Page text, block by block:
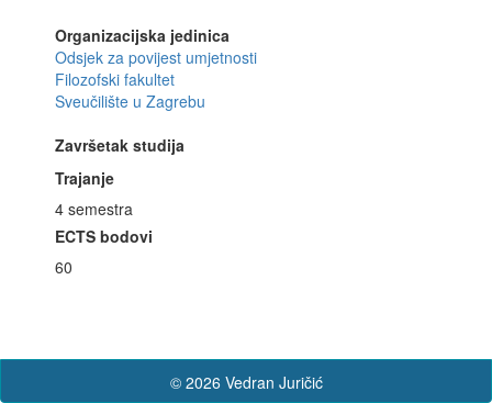
Organizacijska jedinica
Odsjek za povijest umjetnosti
Filozofski fakultet
Sveučilište u Zagrebu
Završetak studija
Trajanje
4 semestra
ECTS bodovi
60
© 2026 Vedran Juričić